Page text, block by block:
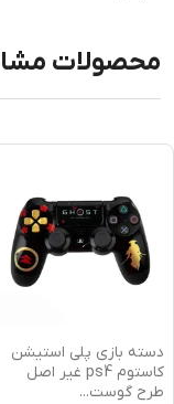
محصولات
دسته بازی پلی استیشن
کاستوم ps4 غیر اصل
طرح گوست...